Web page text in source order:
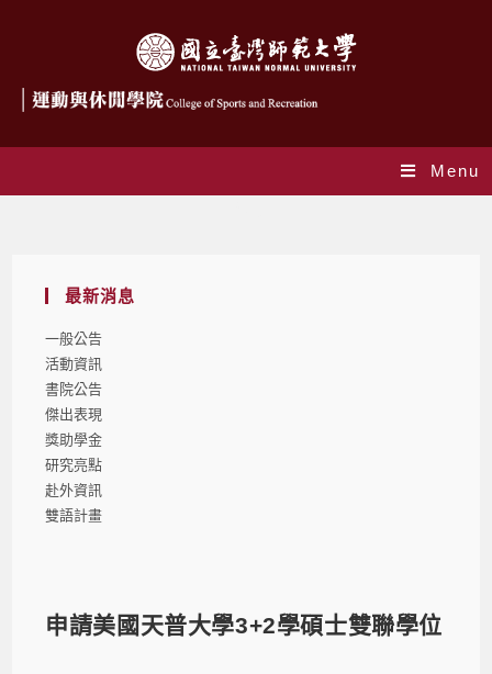
Menu
最新消息
一般公告
活動資訊
書院公告
傑出表現
獎助學金
研究亮點
赴外資訊
雙語計畫
申請美國天普大學3+2學碩士雙聯學位